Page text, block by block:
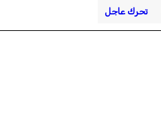
تحرك عاجل